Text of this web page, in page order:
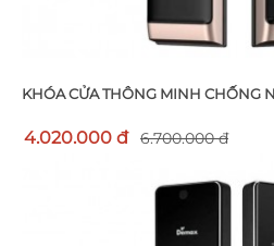
KHÓA CỬA THÔNG MINH CHỐNG
4.020.000 đ 6.700.000 đ